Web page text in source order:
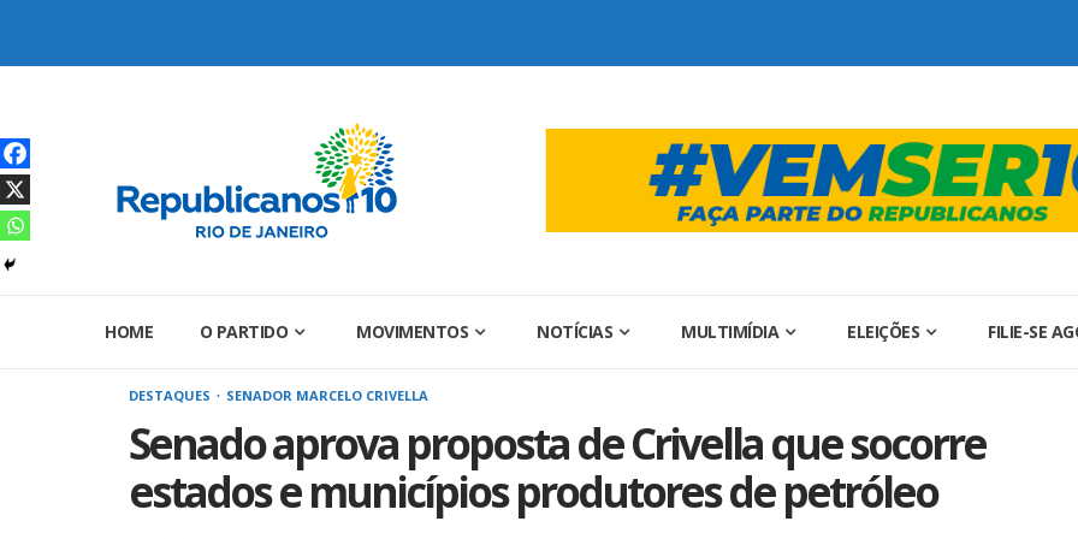
HOME O PARTIDO MOVIMENTOS NOTÍCIAS MULTIMÍDIA ELEIÇÕES FILIE-SE
DESTAQUES SENADOR MARCELO CRIVELLA
Senado aprova proposta de Crivella que socorre
estados e municípios produtores de petróleo